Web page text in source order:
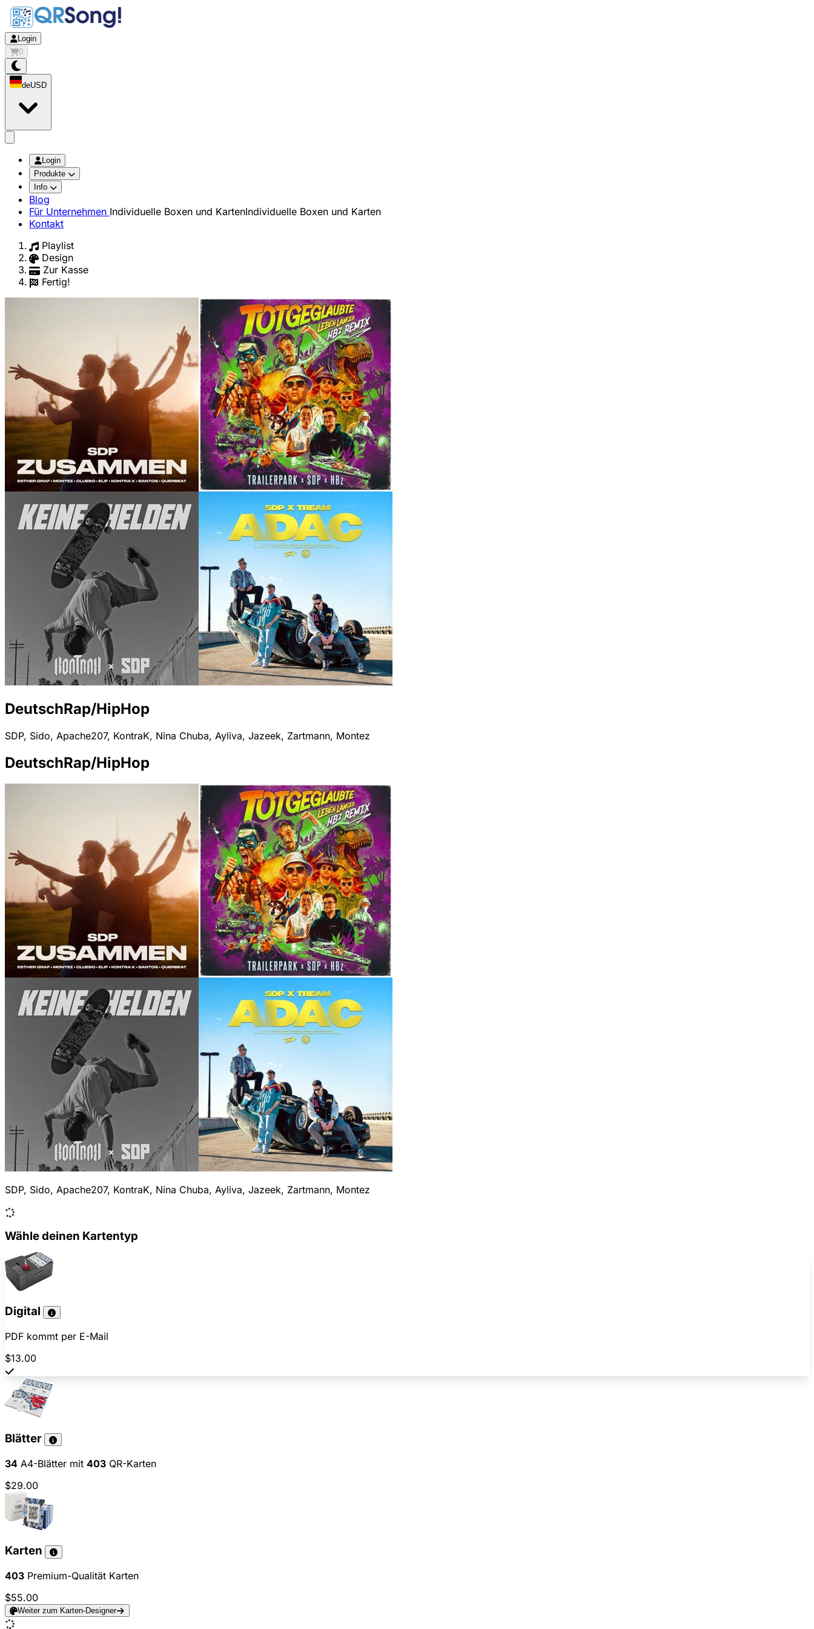
Login
0
deUSD
Login
Produkte
Info
Blog
Für Unternehmen Individuelle Boxen und KartenIndividuelle Boxen und Karten
Kontakt
Playlist
Design
Zur Kasse
Fertig!
DeutschRap/HipHop
SDP, Sido, Apache207, KontraK, Nina Chuba, Ayliva, Jazeek, Zartmann, Montez
DeutschRap/HipHop
SDP, Sido, Apache207, KontraK, Nina Chuba, Ayliva, Jazeek, Zartmann, Montez
Wähle deinen Kartentyp
Digital
PDF kommt per E-Mail
$13.00
Blätter
34 A4-Blätter mit 403 QR-Karten
$29.00
Karten
403 Premium-Qualität Karten
$55.00
Weiter zum Karten-Designer